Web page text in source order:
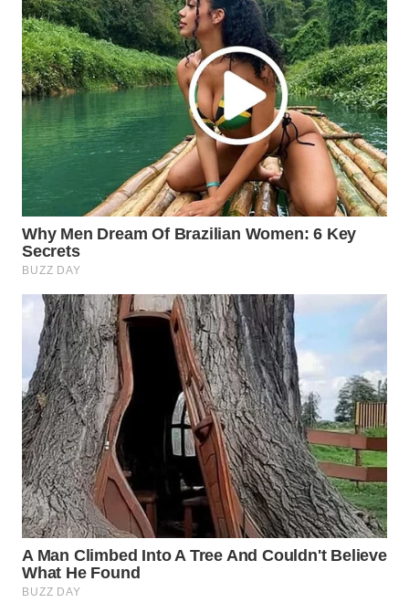
NET
PLN
WATCH
MKLI
LPKKI
KOPEKLIN
PORTAL
KONSUMEN
FORWAMKI
ALPERKLINAS
FORJASIDA
TAMBANG
NEWS
SITUNGIR